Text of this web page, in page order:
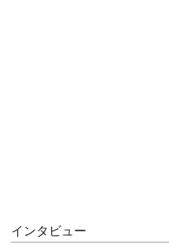
インタビュー